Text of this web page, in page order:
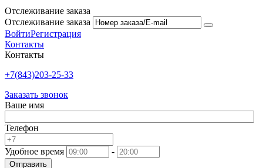
Отслеживание заказа
Отслеживание заказа
ВойтиРегистрация
Контакты
Контакты
+7(843)203-25-33
Заказать звонок
Ваше имя
Телефон
Удобное время -
Отправить